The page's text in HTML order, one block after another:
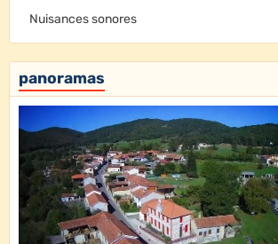
Nuisances sonores
panoramas